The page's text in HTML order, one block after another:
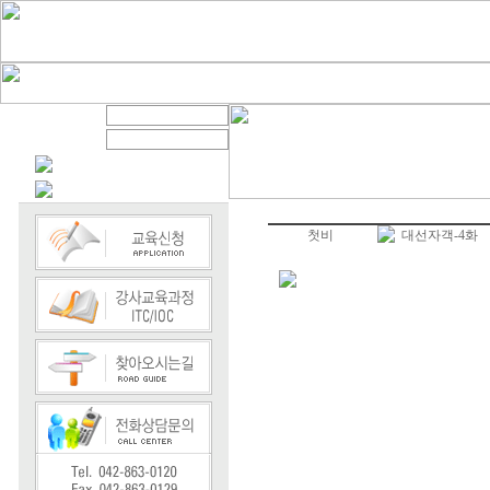
첫비 대선자객-4화